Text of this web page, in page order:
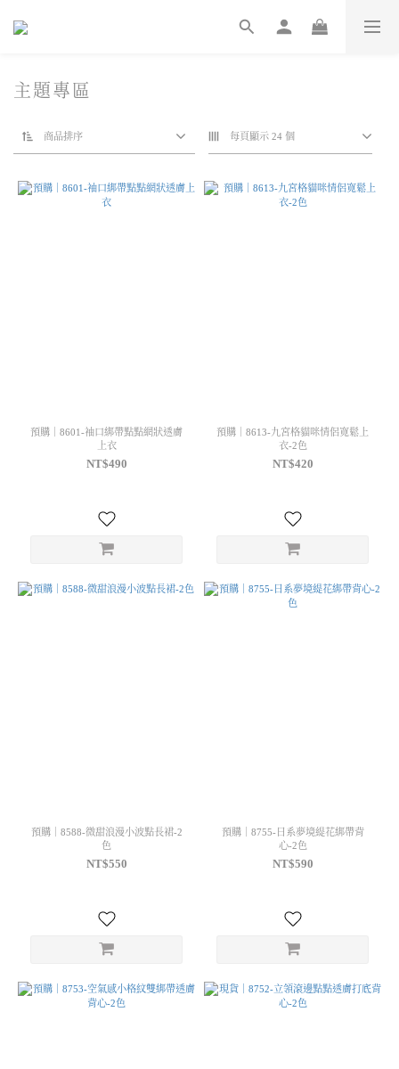
主題專區
商品排序 每頁顯示 24 個
預購｜8601-袖口綁帶點點網狀透膚
上衣
NT$490
預購｜8613-九宮格貓咪情侶寬鬆上
衣-2色
NT$420
預購｜8588-微甜浪漫小波點長裙-2
色
NT$550
預購｜8755-日系夢境緹花綁帶背
心-2色
NT$590